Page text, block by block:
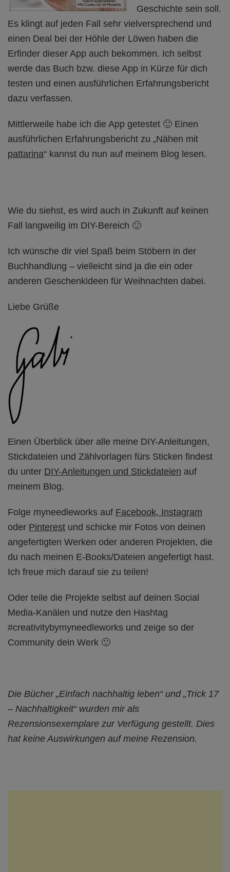
Geschichte sein soll.
Es klingt auf jeden Fall sehr vielversprechend und
einen Deal bei der Höhle der Löwen haben die
Erfinder dieser App auch bekommen. Ich selbst
werde das Buch bzw. diese App in Kürze für dich
testen und einen ausführlichen Erfahrungsbericht
dazu verfassen.
Mittlerweile habe ich die App getestet 🙂 Einen
ausführlichen Erfahrungsbericht zu „Nähen mit
pattarina“ kannst du nun auf meinem Blog lesen.
Wie du siehst, es wird auch in Zukunft auf keinen
Fall langweilig im DIY-Bereich 🙂
Ich wünsche dir viel Spaß beim Stöbern in der
Buchhandlung – vielleicht sind ja die ein oder
anderen Geschenkideen für Weihnachten dabei.
Liebe Grüße
Einen Überblick über alle meine DIY-Anleitungen,
Stickdateien und Zählvorlagen fürs Sticken findest
du unter DIY-Anleitungen und Stickdateien auf
meinem Blog.
Folge myneedleworks auf Facebook, Instagram
oder Pinterest und schicke mir Fotos von deinen
angefertigten Werken oder anderen Projekten, die
du nach meinen E-Books/Dateien angefertigt hast.
Ich freue mich darauf sie zu teilen!
Oder teile die Projekte selbst auf deinen Social
Media-Kanälen und nutze den Hashtag
#creativitybymyneedleworks und zeige so der
Community dein Werk 🙂
Die Bücher „Einfach nachhaltig leben“ und „Trick 17
– Nachhaltigkeit“ wurden mir als
Rezensionsexemplare zur Verfügung gestellt. Dies
hat keine Auswirkungen auf meine Rezension.